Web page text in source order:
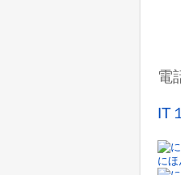
電
IT
に